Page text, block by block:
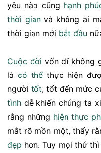
yêu nào cũng hạnh
thời gianvà không ai
thời gian mới bắt đầu
Cuộc đời vốn dĩ không
là có thểthực hiện
ngườitốt, tốt đến mức
tình dễ khiến chúng ta
rằng những hiện thực
mắt rõ mồn một, thấy
đẹp hơn. Tuy mọi thứ